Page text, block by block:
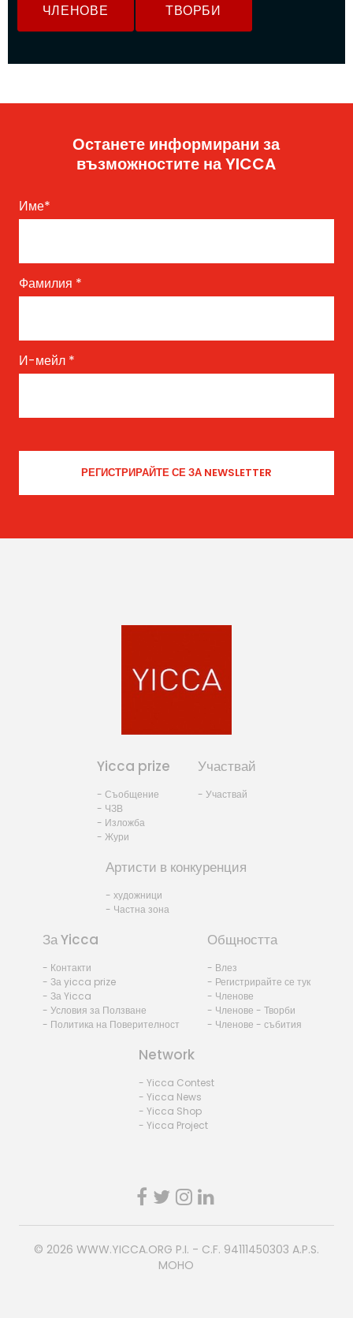
ЧЛЕНОВЕ ТВОРБИ
Останете информирани за
възможностите на YICCA
Име*
Фамилия *
И-мейл *
Yicca prize
- Съобщение
- ЧЗВ
- Изложба
- Жури
Участвай
- Участвай
Артисти в конкуренция
- художници
- Частна зона
За Yicca
- Контакти
- За yicca prize
- За Yicca
- Условия за Ползване
- Политика на Поверителност
Общността
- Влез
- Регистрирайте се тук
- Членове
- Членове - Творби
- Членове - събития
Network
- Yicca Contest
- Yicca News
- Yicca Shop
- Yicca Project
© 2026 WWW.YICCA.ORG P.I. - C.F. 94111450303 A.P.S.
MOHO